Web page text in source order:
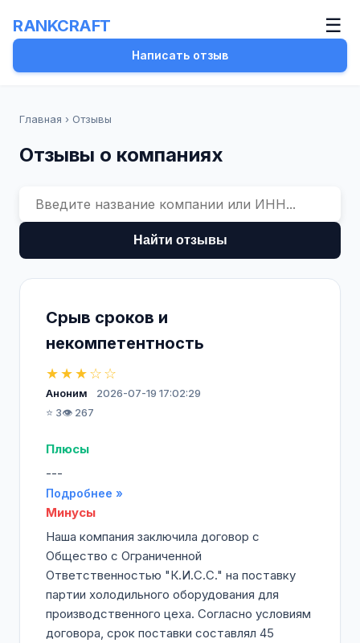
RANKCRAFT ☰
Написать отзыв
Главная › Отзывы
Отзывы о компаниях
Найти отзывы
Срыв сроков и
некомпетентность
★★★☆☆
Аноним
2026-07-19 17:02:29
⭐ 3👁️ 267
Плюсы
---
Подробнее »
Минусы
Наша компания заключила договор с
Общество с Ограниченной
Ответственностью "К.И.С.С." на поставку
партии холодильного оборудования для
производственного цеха. Согласно условиям
договора, срок поставки составлял 45